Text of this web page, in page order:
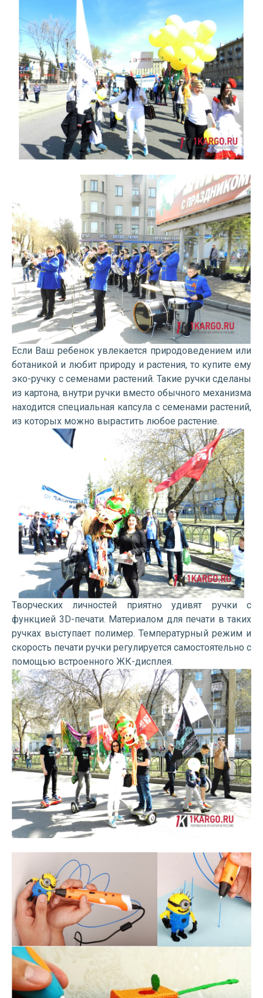
Если Ваш ребенок увлекается природоведением или
ботаникой и любит природу и растения, то купите ему
эко-ручку с семенами растений. Такие ручки сделаны
из картона, внутри ручки вместо обычного механизма
находится специальная капсула с семенами растений,
из которых можно вырастить любое растение.
Творческих личностей приятно удивят ручки с
функцией 3D-печати. Материалом для печати в таких
ручках выступает полимер. Температурный режим и
скорость печати ручки регулируется самостоятельно с
помощью встроенного ЖК-дисплея.